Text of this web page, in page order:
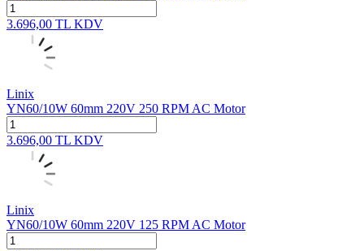
3.696,00 TL KDV
Linix
YN60/10W 60mm 220V 250 RPM AC Motor
3.696,00 TL KDV
Linix
YN60/10W 60mm 220V 125 RPM AC Motor